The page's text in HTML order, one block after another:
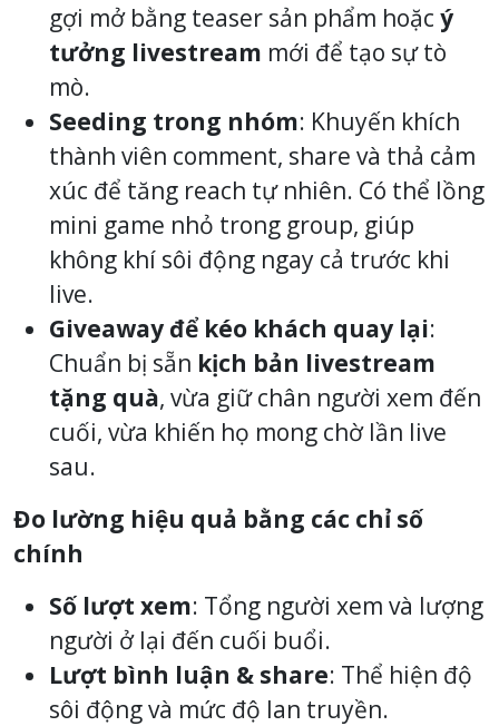
gợi mở bằng teaser sản phẩm hoặc ý
tưởng livestream mới để tạo sự tò
mò.
Seeding trong nhóm: Khuyến khích
thành viên comment, share và thả cảm
xúc để tăng reach tự nhiên. Có thể lồng
mini game nhỏ trong group, giúp
không khí sôi động ngay cả trước khi
live.
Giveaway để kéo khách quay lại:
Chuẩn bị sẵn kịch bản livestream
tặng quà, vừa giữ chân người xem đến
cuối, vừa khiến họ mong chờ lần live
sau.
Đo lường hiệu quả bằng các chỉ số
chính
Số lượt xem: Tổng người xem và lượng
người ở lại đến cuối buổi.
Lượt bình luận & share: Thể hiện độ
sôi động và mức độ lan truyền.